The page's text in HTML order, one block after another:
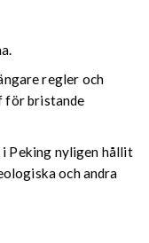
regler och
för bristande
Peking nyligen hållit
och andra